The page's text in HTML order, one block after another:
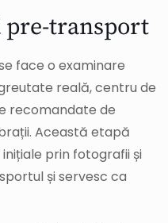
pre-transport
face o examinare
reală, centru de
recomandate de
Această etapă
prin fotografii și
și servesc ca